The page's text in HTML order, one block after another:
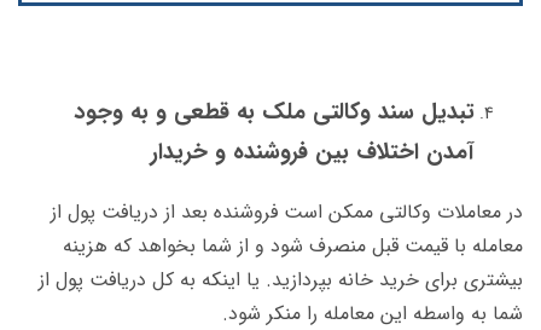
تبدیل سند وکالتی ملک به قطعی و به وجود
آمدن اختلاف بین فروشنده و خریدار
در معاملات وکالتی ممکن است فروشنده بعد از دریافت پول از
معامله با قیمت قبل منصرف شود و از شما بخواهد که هزینه
بیشتری برای خرید خانه بپردازید. یا اینکه به کل دریافت پول از
شما به واسطه این معامله را منکر شود.